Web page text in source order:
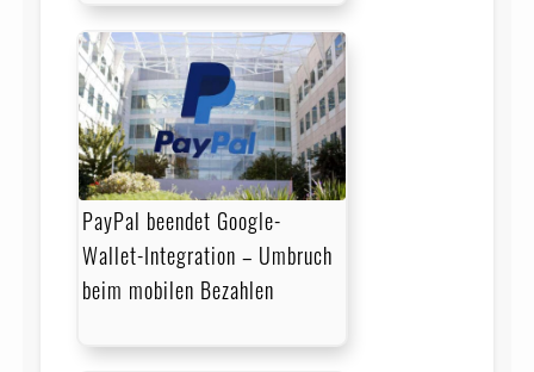
PayPal beendet Google-
Wallet-Integration – Umbruch
beim mobilen Bezahlen